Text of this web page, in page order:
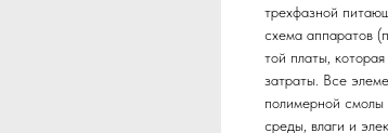
трехфазной
схема аппаратов
той платы,
затраты. Все
полимерной смолы
среды, влаги и